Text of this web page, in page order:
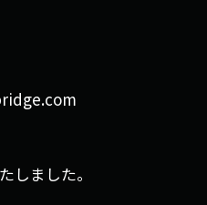
しました。